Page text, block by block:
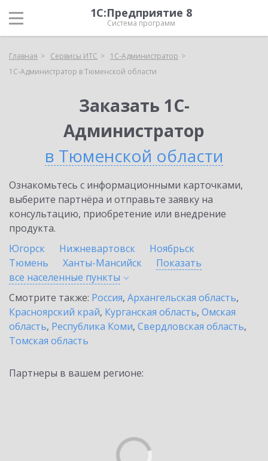
1С:Предприятие 8
Система программ
Главная Сервисы ИТС
1С-Администратор
1С-Администратор в Тюменской области
Заказать 1С-
Администратор
в Тюменской области
Ознакомьтесь с информационными карточками,
выберите партнёра и отправьте заявку на
консультацию, приобретение или внедрение
продукта.
Югорск
Нижневартовск
Ноябрьск
Тюмень
Ханты-Мансийск
Показать
все населенные пункты
Смотрите также: Россия, Архангельская область,
Красноярский край, Курганская область, Омская
область, Республика Коми, Свердловская область,
Томская область
Партнеры в вашем регионе: